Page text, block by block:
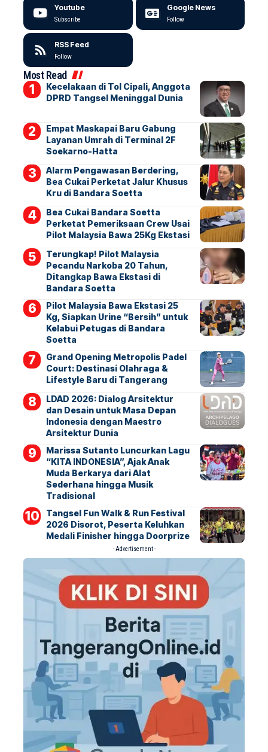
Youtube
Subscribe
Google News
Follow
RSS Feed
Follow
Most Read
Kecelakaan di Tol Cipali, Anggota
DPRD Tangsel Meninggal Dunia
Empat Maskapai Baru Gabung
Layanan Umrah di Terminal 2F
Soekarno-Hatta
Alarm Pengawasan Berdering,
Bea Cukai Perketat Jalur Khusus
Kru di Bandara Soetta
Bea Cukai Bandara Soetta
Perketat Pemeriksaan Crew Usai
Pilot Malaysia Bawa 25Kg Ekstasi
Terungkap! Pilot Malaysia
Pecandu Narkoba 20 Tahun,
Ditangkap Bawa Ekstasi di
Bandara Soetta
Pilot Malaysia Bawa Ekstasi 25
Kg, Siapkan Urine “Bersih” untuk
Kelabui Petugas di Bandara
Soetta
Grand Opening Metropolis Padel
Court: Destinasi Olahraga &
Lifestyle Baru di Tangerang
LDAD 2026: Dialog Arsitektur
dan Desain untuk Masa Depan
Indonesia dengan Maestro
Arsitektur Dunia
Marissa Sutanto Luncurkan Lagu
“KITA INDONESIA”, Ajak Anak
Muda Berkarya dari Alat
Sederhana hingga Musik
Tradisional
Tangsel Fun Walk & Run Festival
2026 Disorot, Peserta Keluhkan
Medali Finisher hingga Doorprize
- Advertisement -